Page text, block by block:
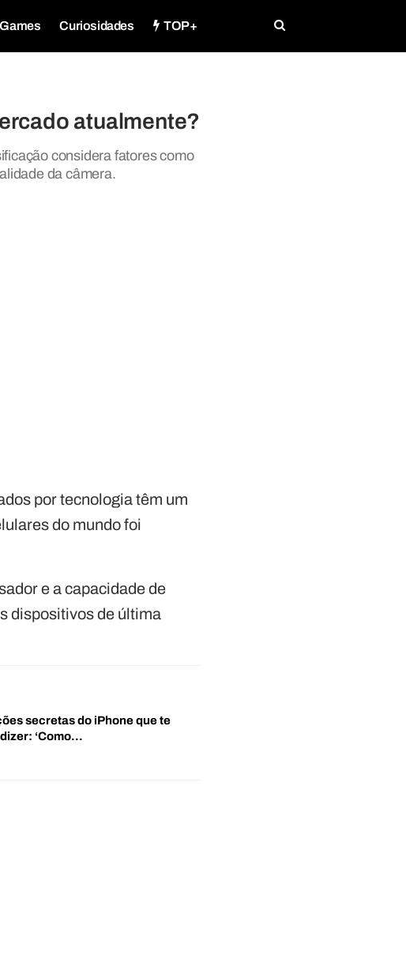
Games Curiosidades TOP+
atualmente?
considera fatores como
da câmera.
por tecnologia têm um
do mundo foi
e a capacidade de
dispositivos de última
secretas do iPhone que te
‘Como…